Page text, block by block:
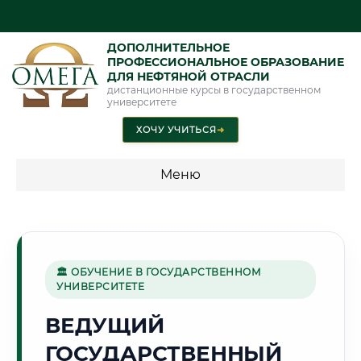
ДОПОЛНИТЕЛЬНОЕ
ПРОФЕССИОНАЛЬНОЕ ОБРАЗОВАНИЕ
ДЛЯ НЕФТЯНОЙ ОТРАСЛИ
дистанционные курсы в государственном
университете
ХОЧУ УЧИТЬСЯ➜
Меню
Г. КОРОЛЁВ
🏛 ОБУЧЕНИЕ В ГОСУДАРСТВЕННОМ
УНИВЕРСИТЕТЕ
ВЕДУЩИЙ
ГОСУДАРСТВЕННЫЙ